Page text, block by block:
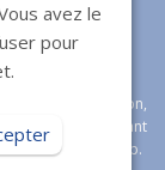
à Toulon,
ligne en proposant
et Prestashop.
avez le
pour